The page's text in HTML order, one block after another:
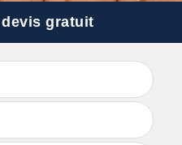
devis gratuit